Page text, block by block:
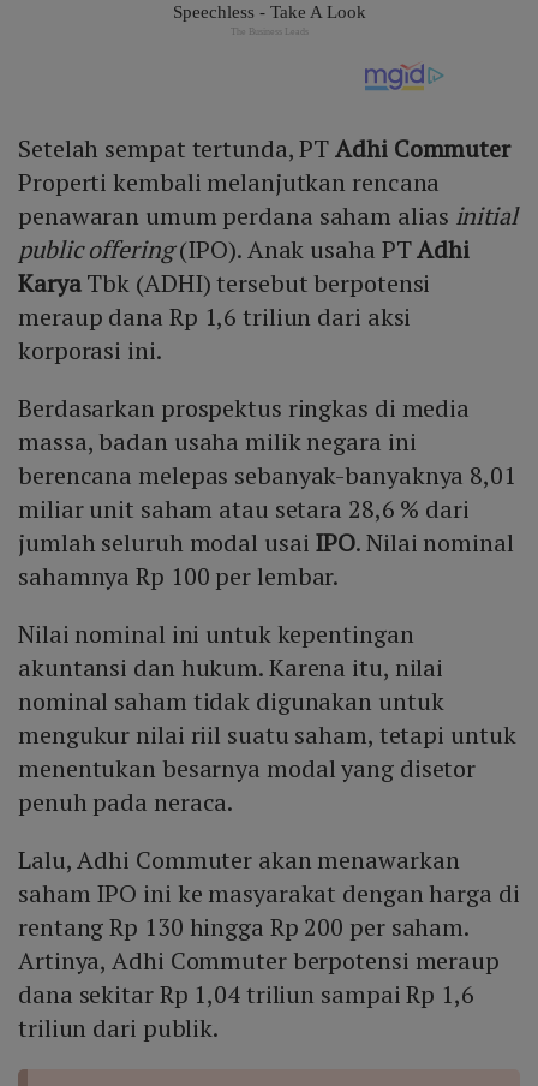
Setelah sempat tertunda, PTAdhi Commuter
Properti kembali melanjutkan rencana
penawaran umum perdana saham alias initial
public offering(IPO). Anak usaha PTAdhi
KaryaTbk (ADHI) tersebut berpotensi
meraup dana Rp 1,6 triliun dari aksi
korporasi ini.
Berdasarkan prospektus ringkas di media
massa, badan usaha milik negara ini
berencana melepas sebanyak-banyaknya 8,01
miliar unit saham atau setara 28,6 % dari
jumlah seluruh modal usai IPO. Nilai nominal
sahamnya Rp 100 per lembar.
Nilai nominal ini untuk kepentingan
akuntansi dan hukum. Karena itu, nilai
nominal saham tidak digunakan untuk
mengukur nilai riil suatu saham, tetapi untuk
menentukan besarnya modal yang disetor
penuh pada neraca.
Lalu, Adhi Commuter akan menawarkan
saham IPO ini ke masyarakat dengan harga di
rentang Rp 130 hingga Rp 200 per saham.
Artinya, Adhi Commuter berpotensi meraup
dana sekitar Rp 1,04 triliun sampai Rp 1,6
triliun dari publik.